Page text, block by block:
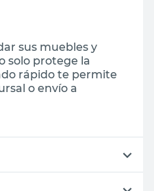
sus muebles y
solo protege la
rápido te permite
o envío a